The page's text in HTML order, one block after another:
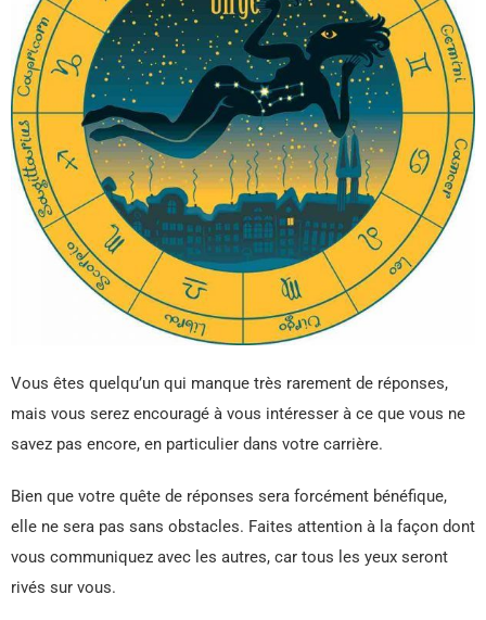
Vous êtes quelqu’un qui manque très rarement de réponses,
mais vous serez encouragé à vous intéresser à ce que vous ne
savez pas encore, en particulier dans votre carrière.
Bien que votre quête de réponses sera forcément bénéfique,
elle ne sera pas sans obstacles. Faites attention à la façon dont
vous communiquez avec les autres, car tous les yeux seront
rivés sur vous.